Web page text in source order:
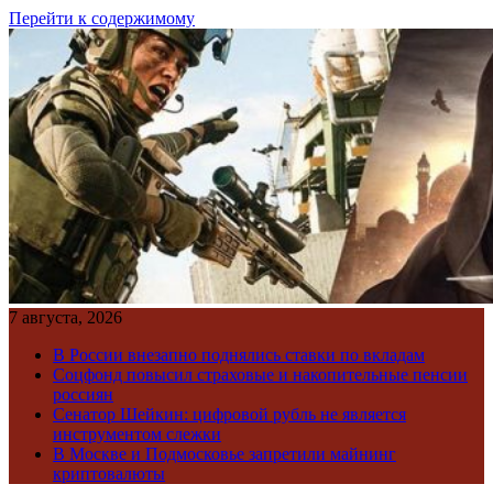
Перейти к содержимому
7 августа, 2026
В России внезапно поднялись ставки по вкладам
Соцфонд повысил страховые и накопительные пенсии
россиян
Сенатор Шейкин: цифровой рубль не является
инструментом слежки
В Москве и Подмосковье запретили майнинг
криптовалюты